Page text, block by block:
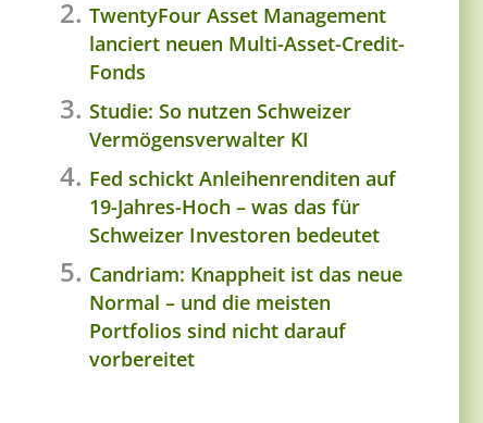
TwentyFour Asset Management
lanciert neuen Multi-Asset-Credit-
Fonds
Studie: So nutzen Schweizer
Vermögensverwalter KI
Fed schickt Anleihenrenditen auf
19-Jahres-Hoch – was das für
Schweizer Investoren bedeutet
Candriam: Knappheit ist das neue
Normal – und die meisten
Portfolios sind nicht darauf
vorbereitet